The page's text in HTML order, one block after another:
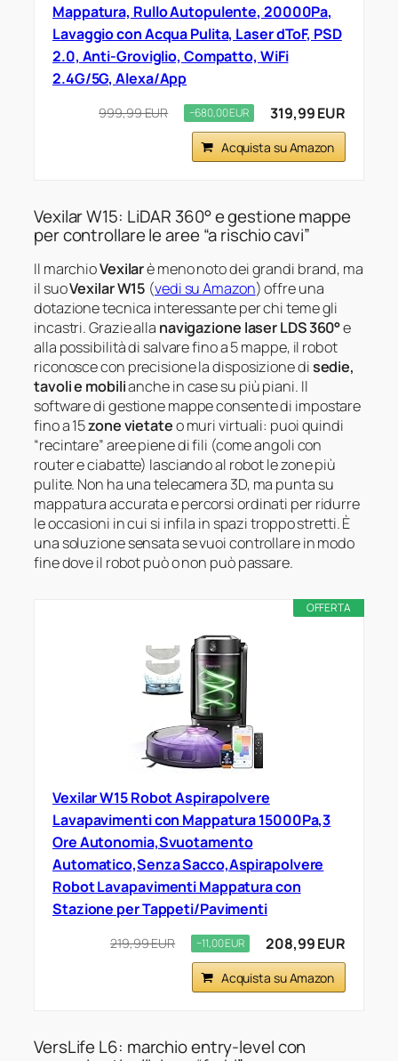
Mappatura, Rullo Autopulente, 20000Pa,
Lavaggio con Acqua Pulita, Laser dToF, PSD
2.0, Anti-Groviglio, Compatto, WiFi
2.4G/5G, Alexa/App
999,99 EUR −680,00 EUR 319,99 EUR
Acquista su Amazon
Vexilar W15: LiDAR 360° e gestione mappe
per controllare le aree “a rischio cavi”
Il marchioVexilarè meno noto dei grandi brand, ma
il suoVexilar W15 (vedi su Amazon) offre una
dotazione tecnica interessante per chi teme gli
incastri. Grazie alla navigazione laser LDS 360°e
alla possibilità di salvare fino a 5 mappe, il robot
riconosce con precisione la disposizione disedie,
tavoli e mobilianche in case su più piani. Il
software di gestione mappe consente di impostare
fino a 15zone vietateo muri virtuali: puoi quindi
“recintare” aree piene di fili (come angoli con
router e ciabatte) lasciando al robot le zone più
pulite. Non ha una telecamera 3D, ma punta su
mappatura accurata e percorsi ordinati per ridurre
le occasioni in cui si infila in spazi troppo stretti. È
una soluzione sensata se vuoi controllare in modo
fine dove il robot può o non può passare.
OFFERTA
Vexilar W15 Robot Aspirapolvere
Lavapavimenti con Mappatura 15000Pa,3
Ore Autonomia,Svuotamento
Automatico,Senza Sacco,Aspirapolvere
Robot Lavapavimenti Mappatura con
Stazione per Tappeti/Pavimenti
219,99 EUR −11,00 EUR 208,99 EUR
Acquista su Amazon
VersLife L6: marchio entry-level con